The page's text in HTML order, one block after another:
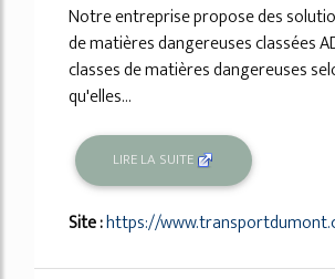
Notre entreprise propose des
de matières dangereuses classées
classes de matières dangereuses
qu'elles...
LIRE LA SUITE
Site :https://